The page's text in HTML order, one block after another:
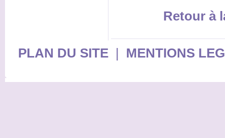
Retour à
PLAN DU SITE| MENTIONS